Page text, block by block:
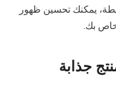
يمكنك تحسين ظهور
بك.
جذابة